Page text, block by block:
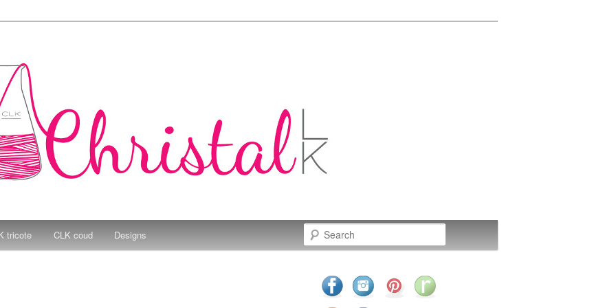
tricote CLK coud Designs